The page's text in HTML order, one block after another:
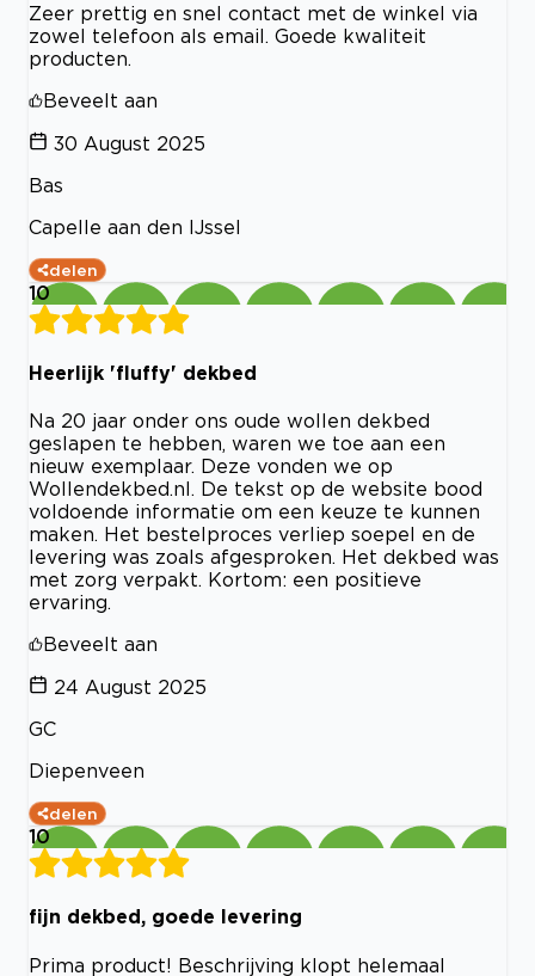
Zeer prettig en snel contact met de winkel via
zowel telefoon als email. Goede kwaliteit
producten.
Beveelt aan
30 August 2025
Bas
Capelle aan den IJssel
delen
10
Heerlijk 'fluffy' dekbed
Na 20 jaar onder ons oude wollen dekbed
geslapen te hebben, waren we toe aan een
nieuw exemplaar. Deze vonden we op
Wollendekbed.nl. De tekst op de website bood
voldoende informatie om een keuze te kunnen
maken. Het bestelproces verliep soepel en de
levering was zoals afgesproken. Het dekbed was
met zorg verpakt. Kortom: een positieve
ervaring.
Beveelt aan
24 August 2025
GC
Diepenveen
delen
10
fijn dekbed, goede levering
Prima product! Beschrijving klopt helemaal